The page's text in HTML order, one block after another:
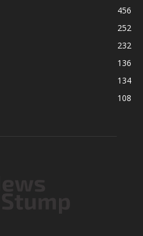
456
252
232
136
134
108